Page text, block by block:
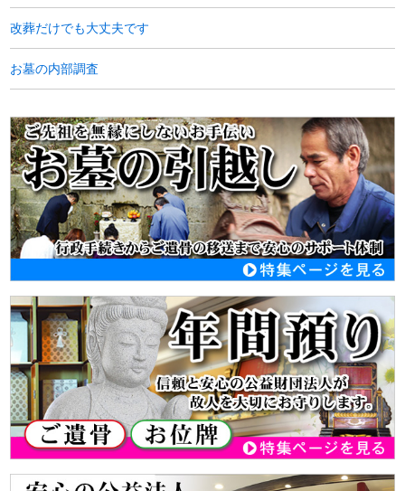
改葬だけでも大丈夫です
お墓の内部調査